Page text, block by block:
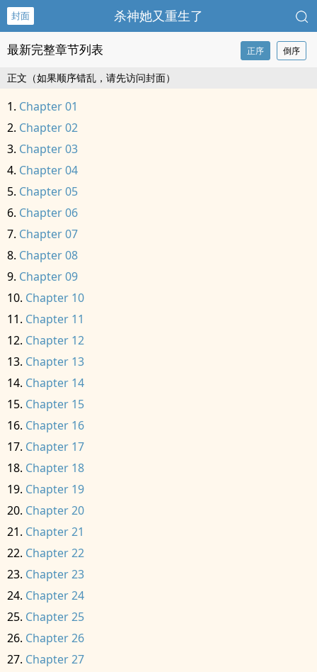
封面 杀神她又重生了
最新完整章节列表 正序 倒序
正文（如果顺序错乱，请先访问封面）
Chapter 01
Chapter 02
Chapter 03
Chapter 04
Chapter 05
Chapter 06
Chapter 07
Chapter 08
Chapter 09
Chapter 10
Chapter 11
Chapter 12
Chapter 13
Chapter 14
Chapter 15
Chapter 16
Chapter 17
Chapter 18
Chapter 19
Chapter 20
Chapter 21
Chapter 22
Chapter 23
Chapter 24
Chapter 25
Chapter 26
Chapter 27